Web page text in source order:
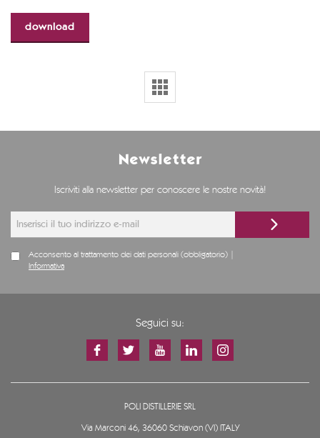
download
Newsletter
Iscriviti alla newsletter per conoscere le nostre novità!
Acconsento al trattamento dei dati personali (obbligatorio) |
Informativa
Seguici su:
POLI DISTILLERIE SRL
Via Marconi 46, 36060 Schiavon (VI) ITALY